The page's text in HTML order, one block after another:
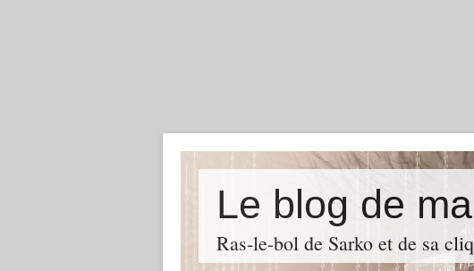
Le blog de
Ras-le-bol de Sarko et de sa